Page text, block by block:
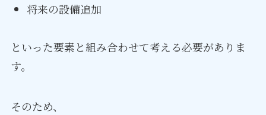
将来の設備追加
といった要素と組み合わせて考える必要がありま
す。
そのため、